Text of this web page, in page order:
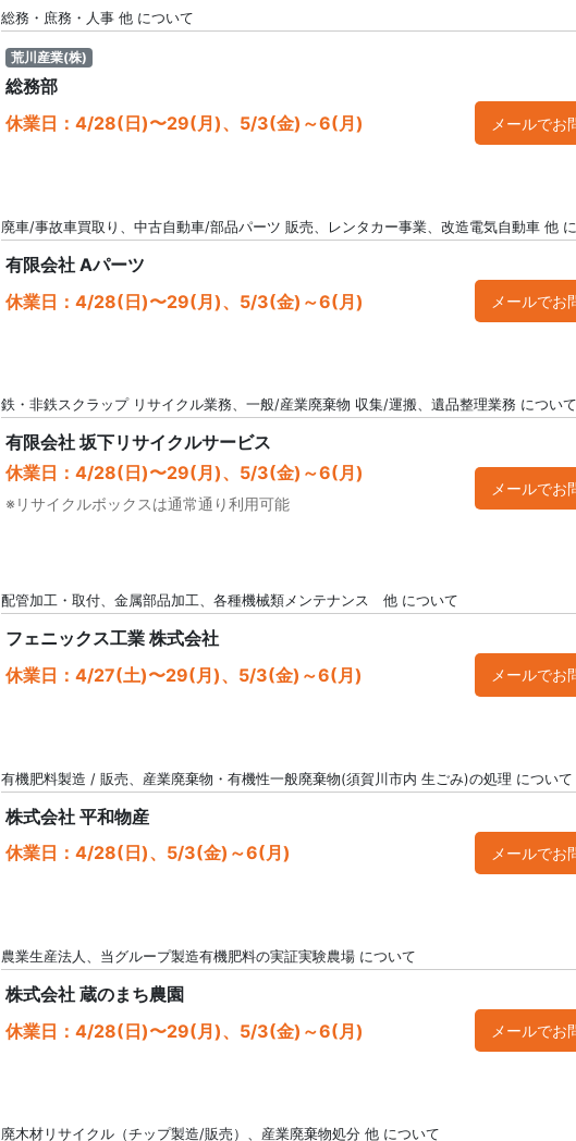
総務・庶務・人事 他 について
荒川産業(株)
総務部
休業日：4/28(日)〜29(月)、5/3(金)～6(月)
メールでお
廃車/事故車買取り、中古自動車/部品パーツ 販売、レンタカー事業、改造電気自動車 他
有限会社 Aパーツ
休業日：4/28(日)〜29(月)、5/3(金)～6(月)
メールでお
鉄・非鉄スクラップ リサイクル業務、一般/産業廃棄物 収集/運搬、遺品整理業務 について
有限会社 坂下リサイクルサービス
休業日：4/28(日)〜29(月)、5/3(金)～6(月)
※リサイクルボックスは通常通り利用可能
メールでお
配管加工・取付、金属部品加工、各種機械類メンテナンス 他 について
フェニックス工業 株式会社
休業日：4/27(土)〜29(月)、5/3(金)～6(月)
メールでお
有機肥料製造 / 販売、産業廃棄物・有機性一般廃棄物(須賀川市内 生ごみ)の処理 について
株式会社 平和物産
休業日：4/28(日)、5/3(金)～6(月)
メールでお
農業生産法人、当グループ製造有機肥料の実証実験農場 について
株式会社 蔵のまち農園
休業日：4/28(日)〜29(月)、5/3(金)～6(月)
メールでお
廃木材リサイクル（チップ製造/販売）、産業廃棄物処分 他 について